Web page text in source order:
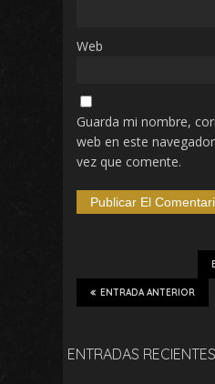
Web
Guarda mi nombre,
web en este
vez que comente.
ENTRADA ANTERIOR
ENTRADAS RECIENTES